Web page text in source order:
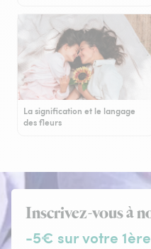
La signification et le langage
des fleurs
Inscrivez-vous à
-5€ sur votre